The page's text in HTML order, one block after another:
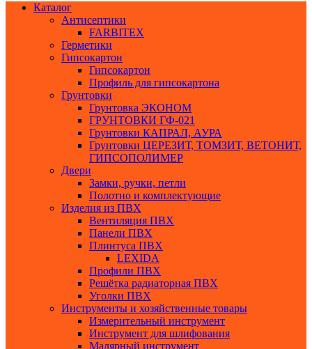
Каталог
Антисептики
FARBITEX
Герметики
Гипсокартон
Гипсокартон
Профиль для гипсокартона
Грунтовки
Грунтовка ЭКОНОМ
ГРУНТОВКИ ГФ-021
Грунтовки КАПРАЛ, АУРА
Грунтовки ЦЕРЕЗИТ, ТОМЗИТ, ВЕТОНИТ,
ГИПСОПОЛИМЕР
Двери
Замки, ручки, петли
Полотно и комплектующие
Изделия из ПВХ
Вентиляция ПВХ
Панели ПВХ
Плинтуса ПВХ
LEXIDA
Профили ПВХ
Решётка радиаторная ПВХ
Уголки ПВХ
Инструменты и хозяйственные товары
Измерительный инструмент
Инструмент для шлифования
Малярный инструмент